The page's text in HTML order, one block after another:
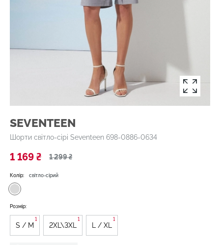
SEVENTEEN
Шорти світло-сірі Seventeen 698-0886-0634
1 169 ₴ 1 299 ₴
Колір: світло-сірий
Розмір:
S / M
1
2XL\3XL
1
L / XL
1